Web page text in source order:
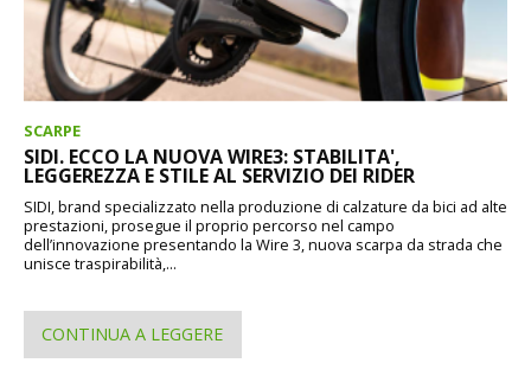
SCARPE
SIDI. ECCO LA NUOVA WIRE3: STABILITA',
LEGGEREZZA E STILE AL SERVIZIO DEI RIDER
SIDI, brand specializzato nella produzione di calzature da bici ad alte
prestazioni, prosegue il proprio percorso nel campo
dell’innovazione presentando la Wire 3, nuova scarpa da strada che
unisce traspirabilità,...
CONTINUA A LEGGERE